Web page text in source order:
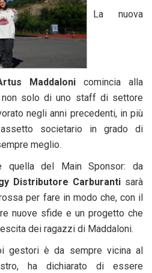
La nuova
Maddaloni comincia alla
non solo di uno staff di settore
negli anni precedenti, in più
societario in grado di
meglio.
quella del Main Sponsor: da
Distributore Carburanti sarà
per fare in modo che, con il
nuove sfide e un progetto che
dei ragazzi di Maddaloni.
gestori è da sempre vicina al
ha dichiarato di essere